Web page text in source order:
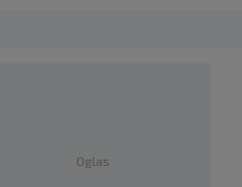
Oglas